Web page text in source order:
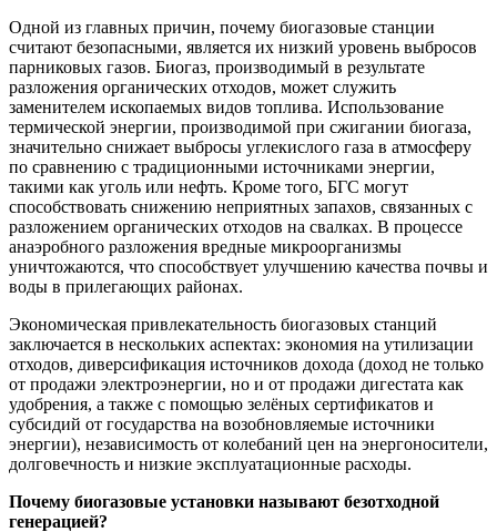
Одной из главных причин, почему биогазовые станции
считают безопасными, является их низкий уровень выбросов
парниковых газов. Биогаз, производимый в результате
разложения органических отходов, может служить
заменителем ископаемых видов топлива. Использование
термической энергии, производимой при сжигании биогаза,
значительно снижает выбросы углекислого газа в атмосферу
по сравнению с традиционными источниками энергии,
такими как уголь или нефть. Кроме того, БГС могут
способствовать снижению неприятных запахов, связанных с
разложением органических отходов на свалках. В процессе
анаэробного разложения вредные микроорганизмы
уничтожаются, что способствует улучшению качества почвы и
воды в прилегающих районах.
Экономическая привлекательность биогазовых станций
заключается в нескольких аспектах: экономия на утилизации
отходов, диверсификация источников дохода (доход не только
от продажи электроэнергии, но и от продажи дигестата как
удобрения, а также с помощью зелёных сертификатов и
субсидий от государства на возобновляемые источники
энергии), независимость от колебаний цен на энергоносители,
долговечность и низкие эксплуатационные расходы.
Почему биогазовые установки называют безотходной
генерацией?